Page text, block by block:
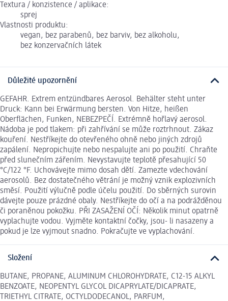
Textura / konzistence / aplikace:
sprej
Vlastnosti produktu:
vegan, bez parabenů, bez barviv, bez alkoholu,
bez konzervačních látek
Důležité upozornění
GEFAHR. Extrem entzündbares Aerosol. Behälter steht unter
Druck: Kann bei Erwärmung bersten. Von Hitze, heißen
Oberflächen, Funken, NEBEZPEČÍ. Extrémně hořlavý aerosol.
Nádoba je pod tlakem: při zahřívání se může roztrhnout. Zákaz
kouření. Nestříkejte do otevřeného ohně nebo jiných zdrojů
zapálení. Nepropichujte nebo nespalujte ani po použití. Chraňte
před slunečním zářením. Nevystavujte teplotě přesahující 50
°C/122 °F. Uchovávejte mimo dosah dětí. Zamezte vdechování
aerosolů. Bez dostatečného větrání je možný vznik explozivních
směsí. Použití výlučně podle účelu použití. Do sběrných surovin
dávejte pouze prázdné obaly. Nestříkejte do očí a na podrážděnou
či poraněnou pokožku. PŘI ZASAŽENÍ OČÍ: Několik minut opatrně
vyplachujte vodou. Vyjměte kontaktní čočky, jsou- li nasazeny a
pokud je lze vyjmout snadno. Pokračujte ve vyplachování.
Složení
BUTANE, PROPANE, ALUMINUM CHLOROHYDRATE, C12-15 ALKYL
BENZOATE, NEOPENTYL GLYCOL DICAPRYLATE/DICAPRATE,
TRIETHYL CITRATE, OCTYLDODECANOL, PARFUM,